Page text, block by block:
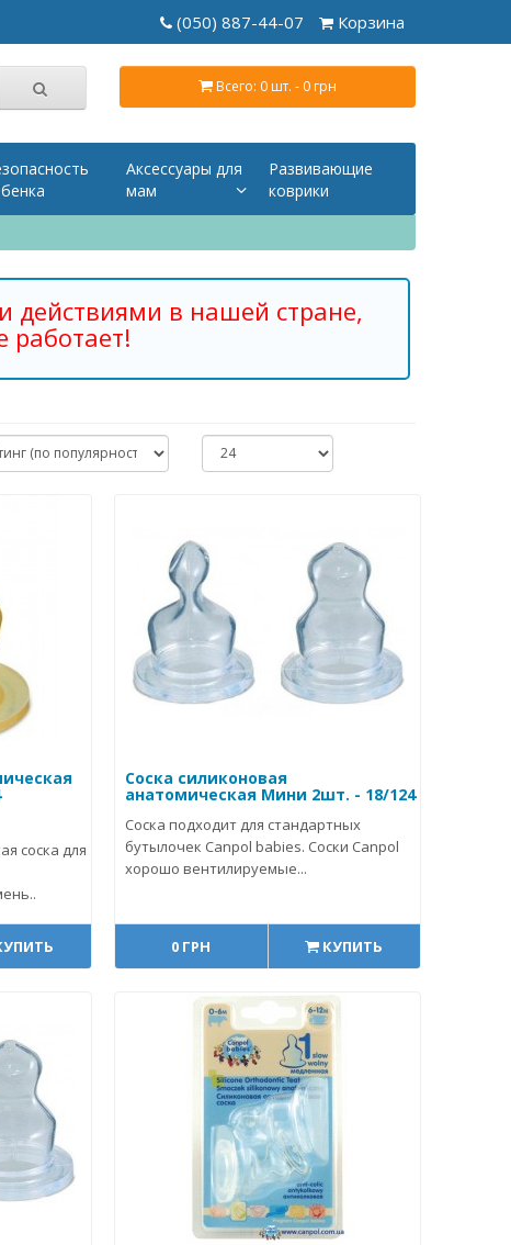
Корзина
(050) 887-44-07
Всего: 0 шт. - 0 грн
Аксессуары для
мам
Развивающие
коврики
в нашей стране,
работает!
соска для
Соска силиконовая
анатомическая Мини 2шт. - 18/124
Соска подходит для стандартных
бутылочек Canpol babies. Соски Canpol
хорошо вентилируемые...
0 ГРН КУПИТЬ